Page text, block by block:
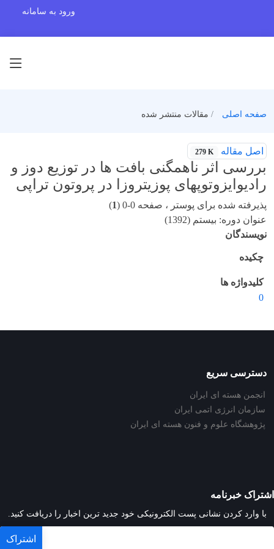
ورود به سامانه
صفحه اصلی مقالات منتشر شده
اصل مقاله 279 K
بررسی اثر ناهمگنی بافت ها در توزیع دوز و
رادیوایزوتوپهای پوزیتروزا در پروتون تراپی
پذیرفته شده برای پوستر ، صفحه 0-0 ( 1
)
عنوان دوره: بیستم (1392)
نویسندگان
چکیده
کلیدواژه ها
0
دسترسی سریع
انجمن هسته ای ایران
سازمان انرژی اتمی ایران
پژوهشگاه علوم و فنون هسته ای ایران
اشتراک خبرنامه
با وارد کردن نشانی پست الکترونیکی خود جدید ترین اخبار را دریافت کنید.